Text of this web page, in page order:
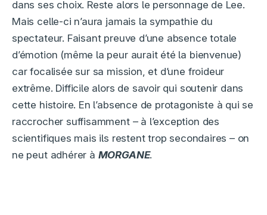
dans ses choix. Reste alors le personnage de Lee.
Mais celle-ci n’aura jamais la sympathie du
spectateur. Faisant preuve d’une absence totale
d’émotion (même la peur aurait été la bienvenue)
car focalisée sur sa mission, et d’une froideur
extrême. Difficile alors de savoir qui soutenir dans
cette histoire. En l’absence de protagoniste à qui se
raccrocher suffisamment – à l’exception des
scientifiques mais ils restent trop secondaires – on
ne peut adhérer à MORGANE.